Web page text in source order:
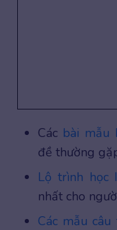
Các bài mẫu
đề thường
Lộ trình học
nhất cho
Các mẫu